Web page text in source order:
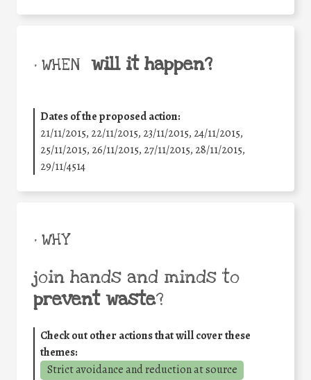
• WHEN will it happen?
Dates of the proposed action:
21/11/2015, 22/11/2015, 23/11/2015, 24/11/2015,
25/11/2015, 26/11/2015, 27/11/2015, 28/11/2015,
29/11/4514
• WHY
join hands and minds to
prevent waste?
Check out other actions that will cover these
themes:
Strict avoidance and reduction at source